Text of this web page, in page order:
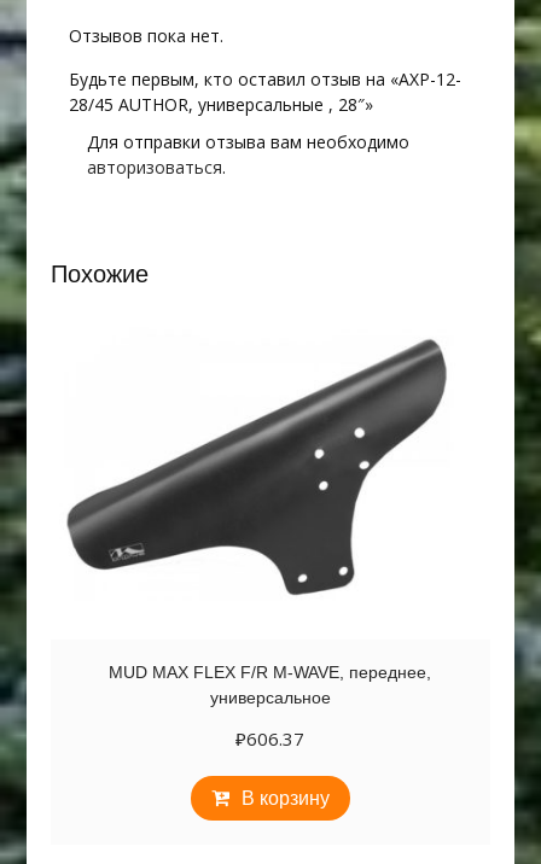
Отзывов пока нет.
Будьте первым, кто оставил отзыв на «AXP-12-
28/45 AUTHOR, универсальные , 28″»
Для отправки отзыва вам необходимо
авторизоваться.
Похожие
MUD MAX FLEX F/R M-WAVE, переднее,
универсальное
₽606.37
В корзину